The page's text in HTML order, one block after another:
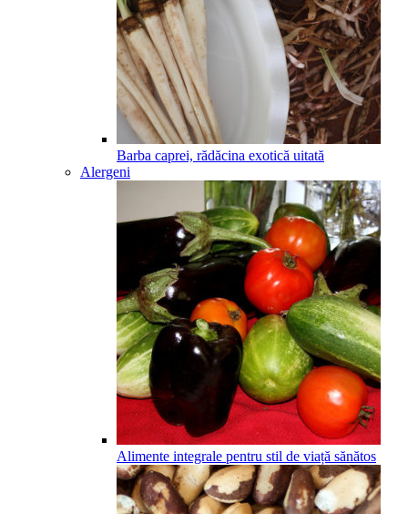
Barba caprei, rădăcina exotică uitată
Alergeni
Alimente integrale pentru stil de viață sănătos